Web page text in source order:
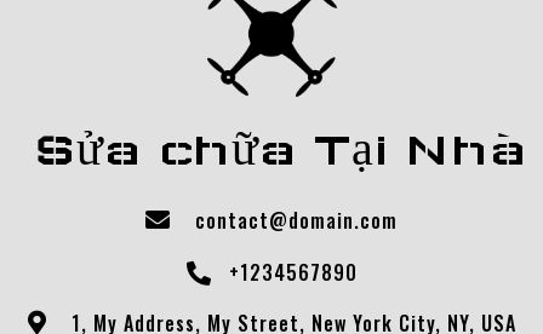
Sửa chữa Tại Nhà
contact@domain.com
+1234567890
1, My Address, My Street, New York City, NY, USA